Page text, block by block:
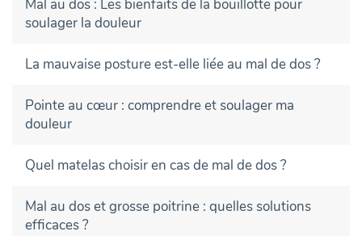
Mal au dos : Les bienfaits de la bouillotte pour
soulager la douleur
La mauvaise posture est-elle liée au mal de dos ?
Pointe au cœur : comprendre et soulager ma
douleur
Quel matelas choisir en cas de mal de dos ?
Mal au dos et grosse poitrine : quelles solutions
efficaces ?